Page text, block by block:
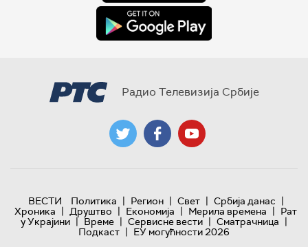
Радио Телевизија Србије
ВЕСТИ Политика | Регион | Свет | Србија данас |
Хроника | Друштво | Економија | Мерила времена | Рат
у Украјини | Време | Сервисне вести | Сматрачница |
Подкаст | ЕУ могућности 2026